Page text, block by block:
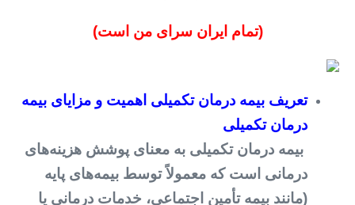
(تمام ایران سرای من است)
تعریف بیمه درمان تکمیلی اهمیت و مزایای بیمه
درمان تکمیلی
بیمه درمان تکمیلی به معنای پوشش هزینه‌های
درمانی است که معمولاً توسط بیمه‌های پایه
(مانند بیمه تأمین اجتماعی، خدمات درمانی یا